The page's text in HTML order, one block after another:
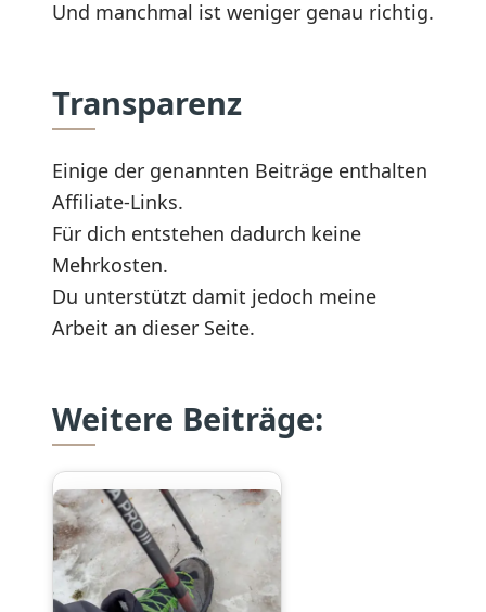
Und manchmal ist weniger genau richtig.
Transparenz
Einige der genannten Beiträge enthalten
Affiliate-Links.
Für dich entstehen dadurch keine
Mehrkosten.
Du unterstützt damit jedoch meine
Arbeit an dieser Seite.
Weitere Beiträge: